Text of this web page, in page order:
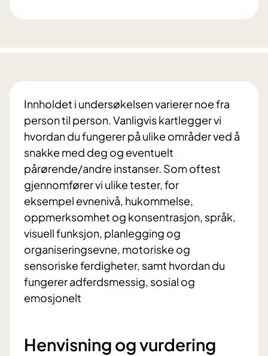
Innholdet i undersøkelsen varierer noe fra
person til person. Vanligvis kartlegger vi
hvordan du fungerer på ulike områder ved å
snakke med deg og eventuelt
pårørende/andre instanser. Som oftest
gjennomfører vi ulike tester, for
eksempel evnenivå, hukommelse,
oppmerksomhet og konsentrasjon, språk,
visuell funksjon, planlegging og
organiseringsevne, motoriske og
sensoriske ferdigheter, samt hvordan du
fungerer adferdsmessig, sosial og
emosjonelt
Henvisning og vurdering